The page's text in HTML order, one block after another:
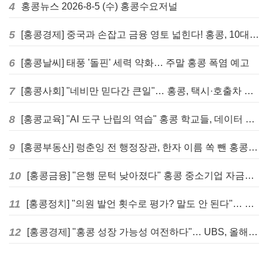
4 홍콩뉴스 2026-8-5 (수) 홍콩수요저널
5 [홍콩경제] 중국과 손잡고 금융 영토 넓힌다! 홍콩, 10대 신규 정책 발표
6 [홍콩날씨] 태풍 '돌핀' 세력 약화… 주말 홍콩 폭염 예고
7 [홍콩사회] "네비만 믿다간 큰일"… 홍콩, 택시·호출차 통합 시험 도입하며 규제 본격화
8 [홍콩교육] "AI 도구 난립의 역습" 홍콩 학교들, 데이터 고립에 교육 효과 평가 비상
9 [홍콩부동산] 렁춘잉 전 행정장관, 한자 이름 쏙 뺀 홍콩 고급 아파트 단지들에 쓴소리
10 [홍콩금융] "은행 문턱 낮아졌다" 홍콩 중소기업 자금줄 숨통 트이나… HKMA "2분기 신용 조건 안정적"
11 [홍콩정치] "의원 발언 횟수로 평가? 말도 안 된다"… 홍콩 입법회 의장의 일침
12 [홍콩경제] "홍콩 성장 가능성 여전하다"… UBS, 올해 홍콩 GDP 성장률 전망치 4.5%로 대폭 상향